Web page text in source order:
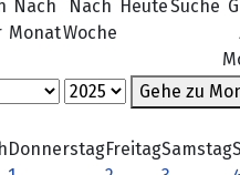
Nach
Monat
Nach
Woche
HeuteSuche
Gehe zu
DonnerstagFreitagSamstag